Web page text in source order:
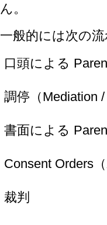
ん。
一般的には次の
口頭による
調停（Mediation
書面による
Consent Orders
裁判